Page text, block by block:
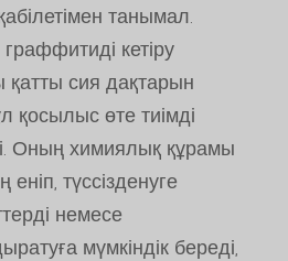
танымал.
кетіру
қатты сия дақтарын
қосылыс өте тиімді
Оның химиялық құрамы
түссізденуге
немесе
мүмкіндік береді,